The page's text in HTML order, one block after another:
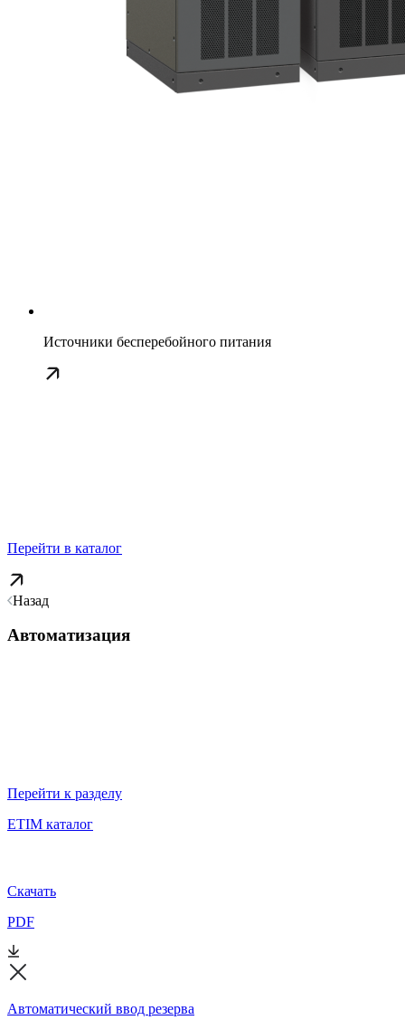
Источники бесперебойного питания
Перейти в каталог
Назад
Автоматизация
Перейти к разделу
ETIM каталог
Скачать
PDF
Автоматический ввод резерва